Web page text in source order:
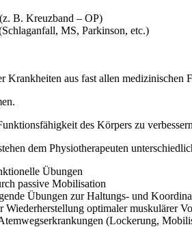
B. Kreuzband – OP)
MS, Parkinson, etc.)
aus fast allen medizinischen
des Körpers zu
dem Physiotherapeuten
Übungen
passive Mobilisation
Übungen zur Haltungs- und
optimaler muskulärer
(Lockerung,